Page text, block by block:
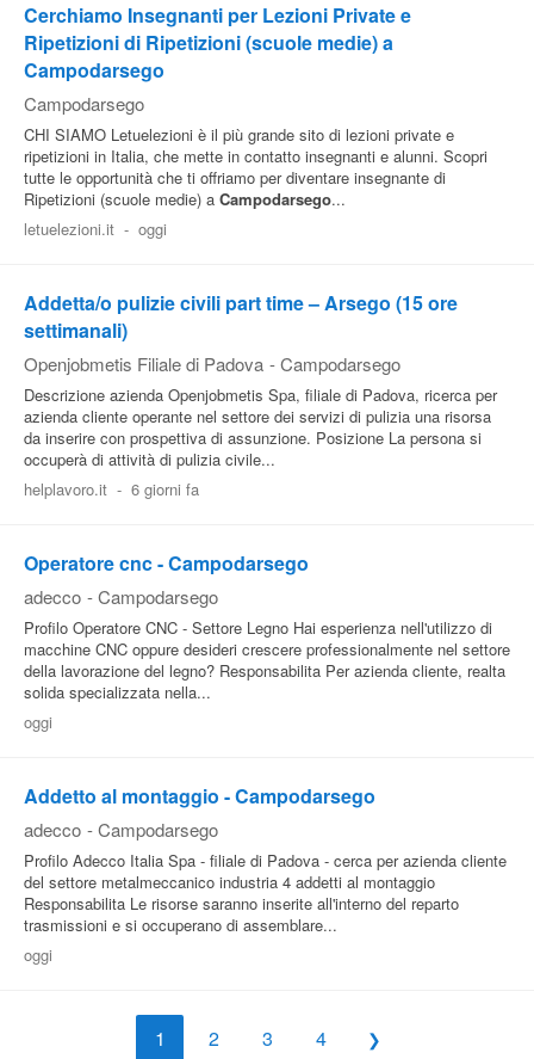
Cerchiamo Insegnanti per Lezioni Private e
Ripetizioni di Ripetizioni (scuole medie) a
Campodarsego
Campodarsego
CHI SIAMO Letuelezioni è il più grande sito di lezioni private e
ripetizioni in Italia, che mette in contatto insegnanti e alunni. Scopri
tutte le opportunità che ti offriamo per diventare insegnante di
Ripetizioni (scuole medie) a Campodarsego...
letuelezioni.it - oggi
Addetta/o pulizie civili part time – Arsego (15 ore
settimanali)
Openjobmetis Filiale di Padova - Campodarsego
Descrizione azienda Openjobmetis Spa, filiale di Padova, ricerca per
azienda cliente operante nel settore dei servizi di pulizia una risorsa
da inserire con prospettiva di assunzione. Posizione La persona si
occuperà di attività di pulizia civile...
helplavoro.it - 6 giorni fa
Operatore cnc - Campodarsego
adecco - Campodarsego
Profilo Operatore CNC - Settore Legno Hai esperienza nell'utilizzo di
macchine CNC oppure desideri crescere professionalmente nel settore
della lavorazione del legno? Responsabilita Per azienda cliente, realta
solida specializzata nella...
oggi
Addetto al montaggio - Campodarsego
adecco - Campodarsego
Profilo Adecco Italia Spa - filiale di Padova - cerca per azienda cliente
del settore metalmeccanico industria 4 addetti al montaggio
Responsabilita Le risorse saranno inserite all'interno del reparto
trasmissioni e si occuperano di assemblare...
oggi
1 2 3 4